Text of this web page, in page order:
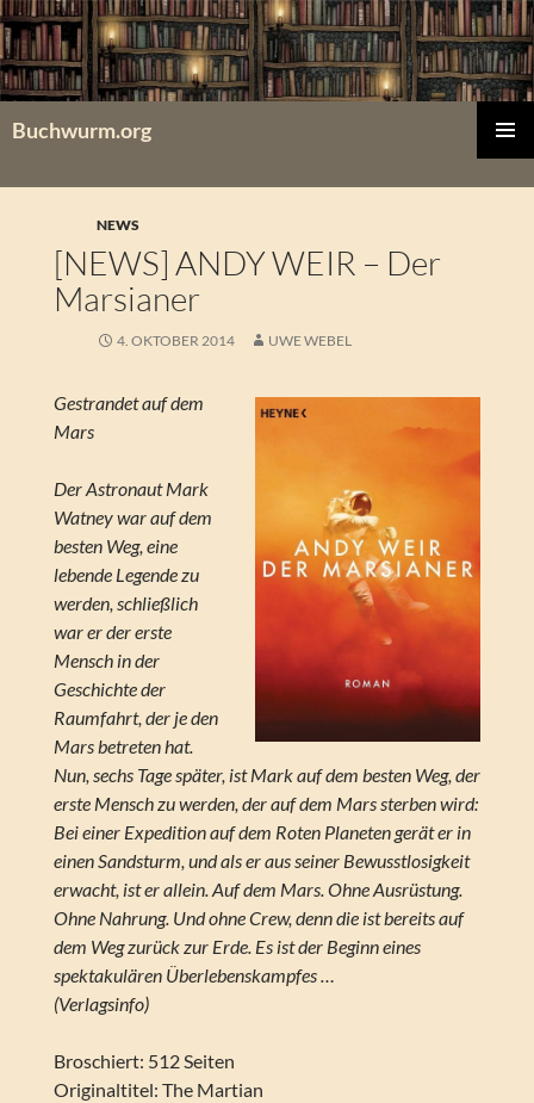
Zum
Inhalt
springen
Buchwurm.org
MENÜ
NEWS
[NEWS] ANDY WEIR – Der
Marsianer
4. OKTOBER 2014 UWE WEBEL
Gestrandet auf dem
Mars
Der Astronaut Mark
Watney war auf dem
besten Weg, eine
lebende Legende zu
werden, schließlich
war er der erste
Mensch in der
Geschichte der
Raumfahrt, der je den
Mars betreten hat.
Nun, sechs Tage später, ist Mark auf dem besten Weg, der
erste Mensch zu werden, der auf dem Mars sterben wird:
Bei einer Expedition auf dem Roten Planeten gerät er in
einen Sandsturm, und als er aus seiner Bewusstlosigkeit
erwacht, ist er allein. Auf dem Mars. Ohne Ausrüstung.
Ohne Nahrung. Und ohne Crew, denn die ist bereits auf
dem Weg zurück zur Erde. Es ist der Beginn eines
spektakulären Überlebenskampfes …
(Verlagsinfo)
Broschiert: 512 Seiten
Originaltitel: The Martian